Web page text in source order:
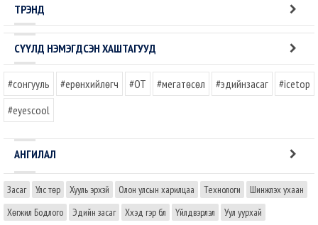
ТРЭНД
СҮҮЛД НЭМЭГДСЭН ХАШТАГУУД
#сонгууль #ерөнхийлөгч #OT #мегатөсөл #эдийнзасаг
#icetop
#eyescool
АНГИЛАЛ
Засаг Улс төр Хууль эрхзүй Олон улсын харилцаа Технологи
Шинжлэх ухаан
Хөгжил Бодлого
Эдийн засаг Хүүхэд гэр бүл Үйлдвэрлэл
Уул уурхай